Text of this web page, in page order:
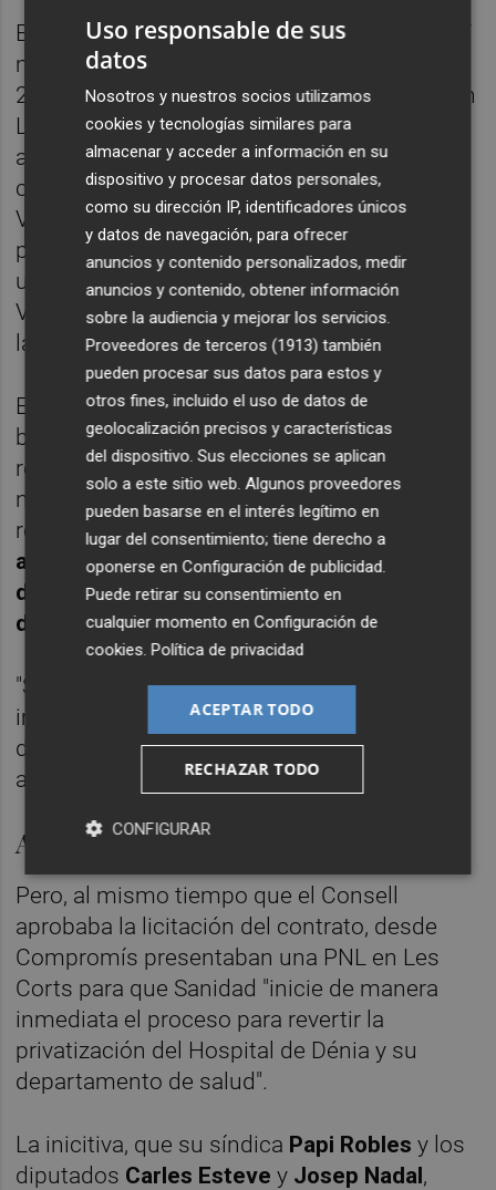
El contrato de 2016 salió a licitación por 257
millones pero finalmente se adjudicó por
236. Según indicó Barceló hace unos días en
Les Corts la nueva licitación supondrá el
aumentó en 61 de las ambulancias
convencionales y en siete las de Soporte
Vital Básico. Pero, además, apuntó que
permitirá la ampliación de horario de seis
unidades de ese SVS y de siete del Soporte
Vital Avanzado (SAMU) y que se mejorarán
las condiciones de los trabajadores.
En este sentido, Oltra, que reconoció que
buena parte de la reivindicación de la
reversión partía de ellos, subrayó que "el
nuevo contrato tiene en cuenta todas las
reivindicaciones laborales, por eso el
aumento del precio de las contratación ha
de ir en un 70% a mejorar las condiciones
de los trabajadores".
"Se avanza en la mejora aunque eso no
implica una renuncia a que sea un servicio
de gestión directa por parte de la
administración", afirmó.
Acelerar Denia
Pero, al mismo tiempo que el Consell
aprobaba la licitación del contrato, desde
Compromís presentaban una PNL en Les
Corts para que Sanidad "inicie de manera
inmediata el proceso para revertir la
privatización del Hospital de Dénia y su
departamento de salud".
La inicitiva, que su síndica Papi Robles y los
diputados Carles Esteve y Josep Nadal,
Uso responsable de sus
datos
Nosotros y nuestros socios utilizamos
cookies y tecnologías similares para
almacenar y acceder a información en su
dispositivo y procesar datos personales,
como su dirección IP, identificadores únicos
y datos de navegación, para ofrecer
anuncios y contenido personalizados, medir
anuncios y contenido, obtener información
sobre la audiencia y mejorar los servicios.
Proveedores de terceros (1913) también
pueden procesar sus datos para estos y
otros fines, incluido el uso de datos de
geolocalización precisos y características
del dispositivo. Sus elecciones se aplican
solo a este sitio web. Algunos proveedores
pueden basarse en el interés legítimo en
lugar del consentimiento; tiene derecho a
oponerse enConfiguración de publicidad.
Puede retirar su consentimiento en
cualquier momento enConfiguración de
cookies.Política de privacidad
ACEPTAR TODO
RECHAZAR TODO
CONFIGURAR